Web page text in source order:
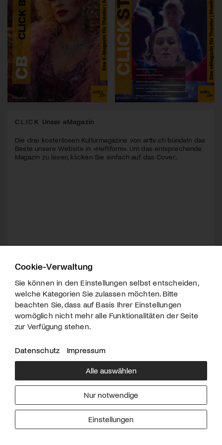
CLICK Unser eMagazin
Die drei kostenlosen Kulturmagazine von arttv.ch bündeln das
Beste unsere Website in «Heftform». Um das entsprechende
Magazin zu lesen, klicken Sie einfach auf das Cover.
Über uns
Downloads
Werben
Impressum
Cookie-Verwaltung
Sie können in den Einstellungen selbst entscheiden,
welche Kategorien Sie zulassen möchten. Bitte
beachten Sie, dass auf Basis Ihrer Einstellungen
womöglich nicht mehr alle Funktionalitäten der Seite
zur Verfügung stehen.
Datenschutz Impressum
Alle auswählen
Nur notwendige
Einstellungen